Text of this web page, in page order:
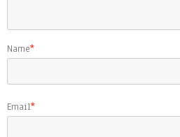
Name*
Email*